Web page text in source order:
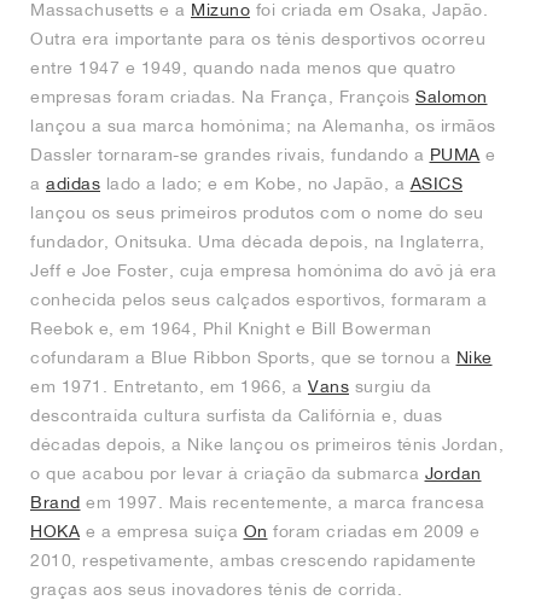
Massachusetts e a Mizuno foi criada em Osaka, Japão.
Outra era importante para os ténis desportivos ocorreu
entre 1947 e 1949, quando nada menos que quatro
empresas foram criadas. Na França, François Salomon
lançou a sua marca homónima; na Alemanha, os irmãos
Dassler tornaram-se grandes rivais, fundando a PUMA e
a adidas lado a lado; e em Kobe, no Japão, a ASICS
lançou os seus primeiros produtos com o nome do seu
fundador, Onitsuka. Uma década depois, na Inglaterra,
Jeff e Joe Foster, cuja empresa homónima do avô já era
conhecida pelos seus calçados esportivos, formaram a
Reebok e, em 1964, Phil Knight e Bill Bowerman
cofundaram a Blue Ribbon Sports, que se tornou a Nike
em 1971. Entretanto, em 1966, a Vans surgiu da
descontraída cultura surfista da Califórnia e, duas
décadas depois, a Nike lançou os primeiros ténis Jordan,
o que acabou por levar à criação da submarca Jordan
Brand em 1997. Mais recentemente, a marca francesa
HOKA e a empresa suíça On foram criadas em 2009 e
2010, respetivamente, ambas crescendo rapidamente
graças aos seus inovadores ténis de corrida.